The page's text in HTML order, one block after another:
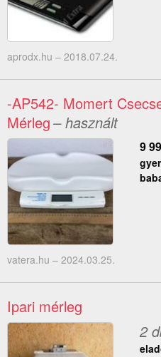
aprodx.hu – 2018.07.24.
-AP542- Momert
Mérleg– használt
9
vatera.hu – 2024.03.25.
Ipari mérleg
2